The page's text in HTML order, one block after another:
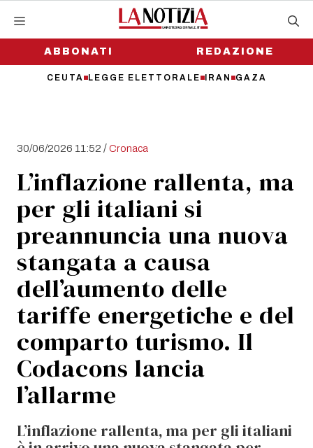
contenutoABBONATI
CEUTA LEGGE ELETTORALE IRAN GAZA
REDAZIONE
30/06/2026 11:52 /Cronaca
L’inflazione rallenta, ma
per gli italiani si
preannuncia una nuova
stangata a causa
dell’aumento delle
tariffe energetiche e del
comparto turismo. Il
Codacons lancia
l’allarme
L’inflazione rallenta, ma per gli italiani